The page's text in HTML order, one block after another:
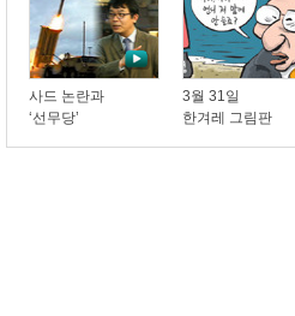
사드 논란과
‘선무당’
3월 31일
한겨레 그림판